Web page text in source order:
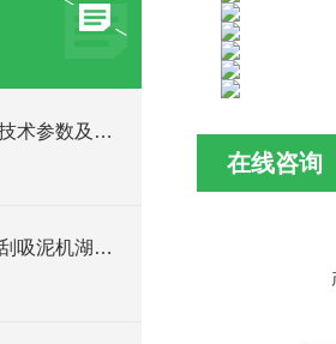
QDT潜水推流器选型技术参数及QTD潜水推进器安装方法
35米中心传动全桥式刮吸泥机湖北安装现场
在线咨询